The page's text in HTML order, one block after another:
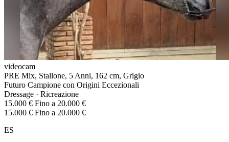
videocam
PRE Mix, Stallone, 5 Anni, 162 cm, Grigio
Futuro Campione con Origini Eccezionali
Dressage · Ricreazione
15.000 € Fino a 20.000 €
15.000 € Fino a 20.000 €
ES